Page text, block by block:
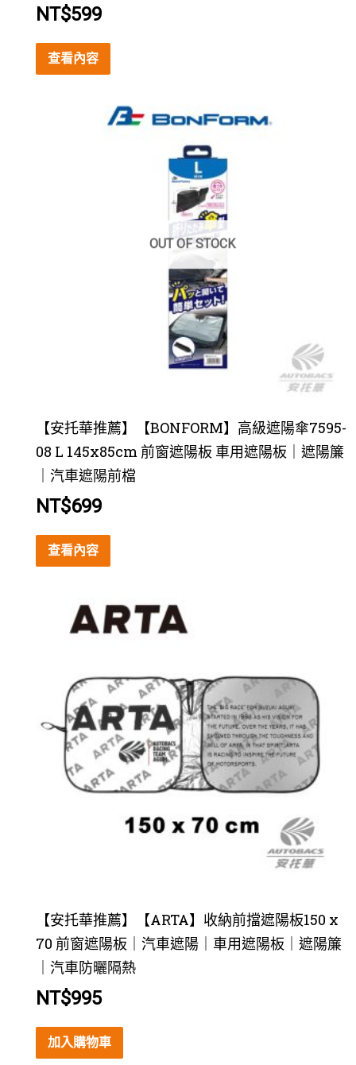
NT$599
查看內容
OUT OF STOCK
【安托華推薦】【BONFORM】高級遮陽傘7595-
08 L 145x85cm 前窗遮陽板 車用遮陽板｜遮陽簾
｜汽車遮陽前檔
NT$699
查看內容
【安托華推薦】【ARTA】收納前擋遮陽板150 x
70 前窗遮陽板｜汽車遮陽｜車用遮陽板｜遮陽簾
｜汽車防曬隔熱
NT$995
加入購物車